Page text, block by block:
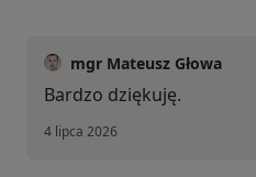
mgr Mateusz Głowa
Bardzo dziękuję.
4 lipca 2026